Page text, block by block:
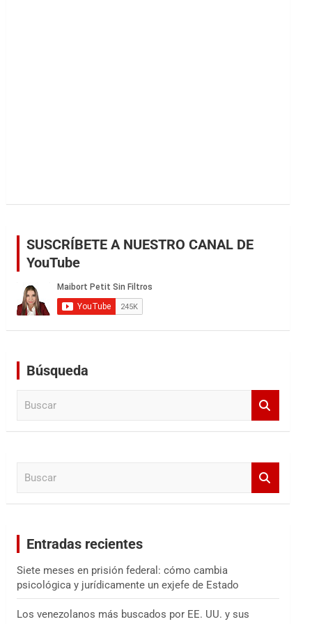
SUSCRÍBETE A NUESTRO CANAL DE
YouTube
Búsqueda
Entradas recientes
Siete meses en prisión federal: cómo cambia
psicológica y jurídicamente un exjefe de Estado
Los venezolanos más buscados por EE. UU. y sus